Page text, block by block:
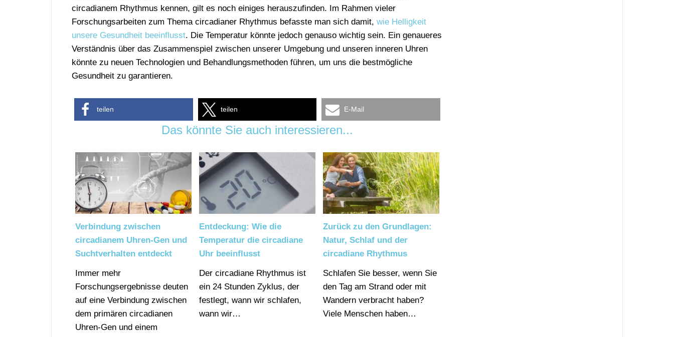
circadianem Rhythmus kennen, gilt es noch einiges herauszufinden. Im Rahmen vieler
Forschungsarbeiten zum Thema circadianer Rhythmus befasste man sich damit, wie Helligkeit
unsere Gesundheit beeinflusst. Die Temperatur könnte jedoch genauso wichtig sein. Ein genaueres
Verständnis über das Zusammenspiel zwischen unserer Umgebung und unseren inneren Uhren
könnte zu neuen Technologien und Behandlungsmethoden führen, um uns die bestmögliche
Gesundheit zu garantieren.
teilen teilen E-Mail
Das könnte Sie auch interessieren...
Verbindung zwischen
circadianem Uhren-Gen und
Suchtverhalten entdeckt
Immer mehr
Forschungsergebnisse deuten
auf eine Verbindung zwischen
dem primären circadianen
Uhren-Gen und einem
Entdeckung: Wie die
Temperatur die circadiane
Uhr beeinflusst
Der circadiane Rhythmus ist
ein 24 Stunden Zyklus, der
festlegt, wann wir schlafen,
wann wir…
Zurück zu den Grundlagen:
Natur, Schlaf und der
circadiane Rhythmus
Schlafen Sie besser, wenn Sie
den Tag am Strand oder mit
Wandern verbracht haben?
Viele Menschen haben…